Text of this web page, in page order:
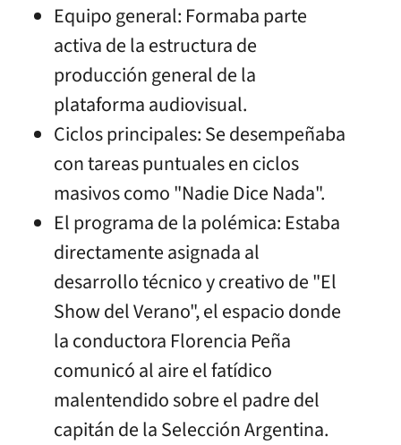
Equipo general: Formaba parte
activa de la estructura de
producción general de la
plataforma audiovisual.
Ciclos principales: Se desempeñaba
con tareas puntuales en ciclos
masivos como "Nadie Dice Nada".
El programa de la polémica: Estaba
directamente asignada al
desarrollo técnico y creativo de "El
Show del Verano", el espacio donde
la conductora Florencia Peña
comunicó al aire el fatídico
malentendido sobre el padre del
capitán de la Selección Argentina.